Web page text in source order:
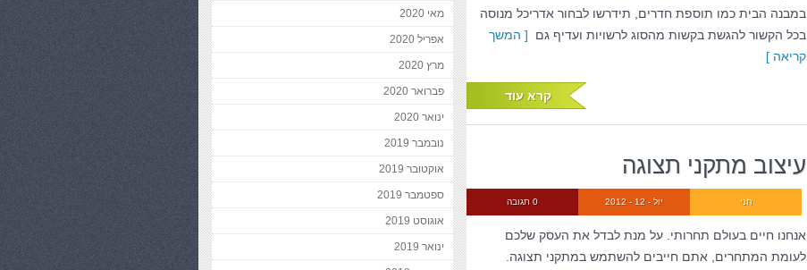
במבנה הבית כמו תוספת חדרים, תידרשו לבחור אדריכל מנוסה
בכל הקשור להגשת בקשות מהסוג לרשויות ועדיף גם [ המשך
קריאה ]
קרא עוד
עיצוב מתקני תצוגה
0 תגובה יול - 12 - 2012 חני
אנחנו חיים בעולם תחרותי. על מנת לבדל את העסק שלכם
לעומת המתחרים, אתם חייבים להשתמש במתקני תצוגה.
מאי 2020
אפריל 2020
מרץ 2020
פברואר 2020
ינואר 2020
נובמבר 2019
אוקטובר 2019
ספטמבר 2019
אוגוסט 2019
ינואר 2019